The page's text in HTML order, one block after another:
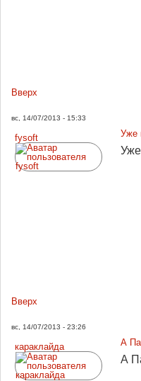
Вверх
вс, 14/07/2013 - 15:33
fysoft
Уже
Вверх
вс, 14/07/2013 - 23:26
караклайда
А
А